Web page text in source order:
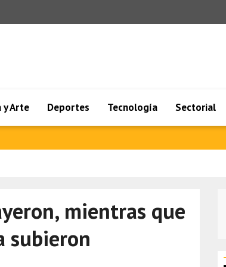
y Arte Deportes Tecnología Sectorial
mientras que
subieron